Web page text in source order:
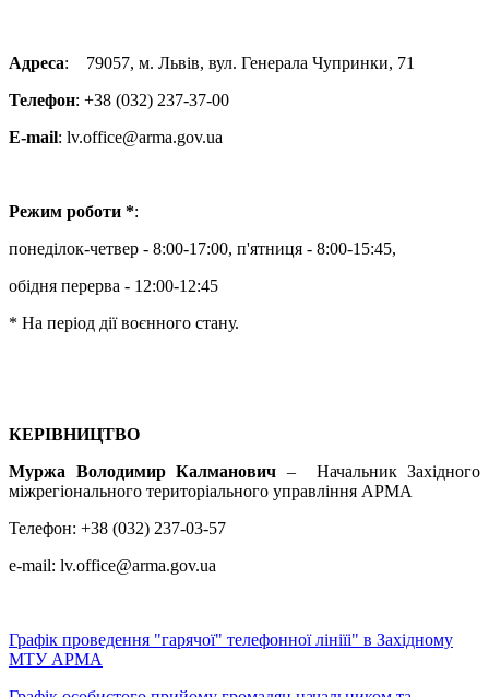
Адреса: 79057, м. Львів, вул. Генерала Чупринки, 71
Телефон: +38 (032) 237-37-00
E-mail: lv.office@arma.gov.ua
Режим роботи *:
понеділок-четвер - 8:00-17:00, п'ятниця - 8:00-15:45,
обідня перерва - 12:00-12:45
* На період дії воєнного стану.
КЕРІВНИЦТВО
Муржа Володимир Калманович – Начальник Західного
міжрегіонального територіального управління АРМА
Телефон: +38 (032) 237-03-57
e-mail: lv.office@arma.gov.ua
Графік проведення "гарячої" телефонної лініїі" в Західному
МТУ АРМА